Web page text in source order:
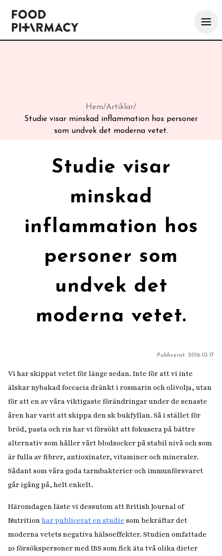
Hem/Artiklar/
Studie visar minskad inflammation hos personer
som undvek det moderna vetet.
Studie visar
minskad
inflammation hos
personer som
undvek det
moderna vetet.
Publicerat: 2016-10-17
Vi har skippat vetet för länge sedan. Inte för att vi inte
älskar nybakad foccacia dränkt i rosmarin och olivolja, utan
för att en av våra viktigaste förändringar under de senaste
åren har varit att skippa den sk bukfyllan. Så i stället för
bröd, pasta och ris har vi försökt att fokusera på bättre
alternativ som håller vårt blodsocker på stabil nivå och som
är fulla av fibrer, antioxinater, vitaminer och mineraler.
Sådant som våra goda tarmbakterier och immunförsvaret
går igång på, helt enkelt.
Häromdagen läste vi dessutom att British Journal of
Nutritionhar publicerat en studie som bekräftar det
moderna vetets negativa hälsoeffekter. Studien omfattade
20 försökspersoner med IBS som fick äta två olika dieter